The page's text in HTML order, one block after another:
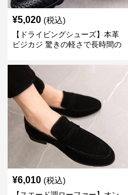
¥5,020 (税込)
【ドライビングシューズ】本革
ビジカジ 驚きの軽さで長時間の
¥6,010 (税込)